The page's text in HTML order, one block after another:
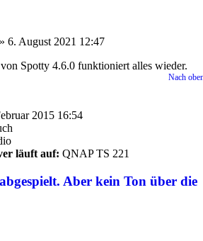
6. August 2021 12:47
Spotty 4.6.0 funktioniert alles wieder.
Nach
2015 16:54
läuft auf: QNAP TS 221
Aber kein Ton über die